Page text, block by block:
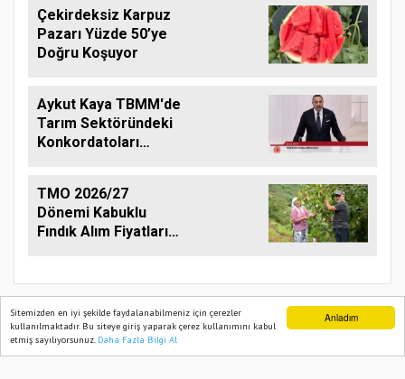
Anladım
Sitemizden en iyi şekilde faydalanabilmeniz için çerezler
kullanılmaktadır. Bu siteye giriş yaparak çerez kullanımını kabul
etmiş sayılıyorsunuz. Daha Fazla Bilgi Al
Çekirdeksiz Karpuz
Pazarı Yüzde 50’ye
Doğru Koşuyor
Aykut Kaya TBMM'de
Tarım Sektöründeki
Konkordatoları
TMO 2026/27
Dönemi Kabuklu
Fındık Alım Fiyatlarını
TARIM PUSULASI
Ana Sayfa Web TV